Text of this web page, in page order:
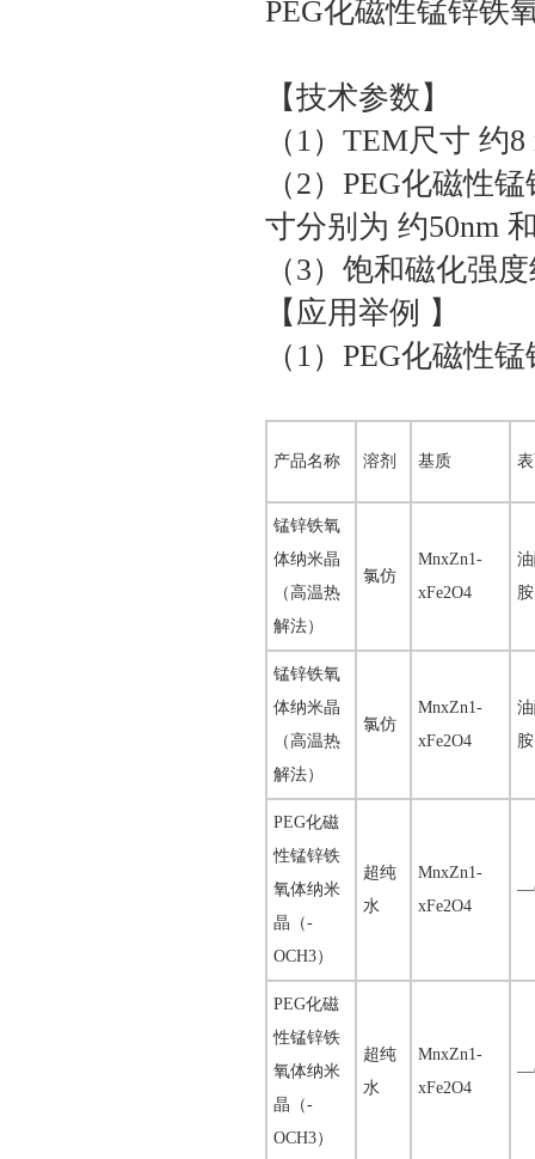
PEG化磁性锰锌铁
【技术参数】
（1）TEM尺寸 约8
（2）PEG化磁性
寸分别为 约50nm
（3）饱和磁化强
【应用举例 】
（1）PEG化磁性
产品名称 溶剂 基质
锰锌铁氧
体纳米晶
（高温热
解法）
氯仿
MnxZn1-
xFe2O4
胺
锰锌铁氧
体纳米晶
（高温热
解法）
氯仿
MnxZn1-
xFe2O4
胺
PEG化磁
性锰锌铁
氧体纳米
晶（-
OCH3）
超纯
水
MnxZn1-
xFe2O4
PEG化磁
性锰锌铁
氧体纳米
晶（-
OCH3）
超纯
水
MnxZn1-
xFe2O4